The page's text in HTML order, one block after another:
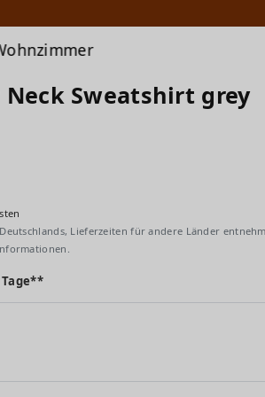
Neck Sweatshirt grey
Lieferzeiten für andere Länder